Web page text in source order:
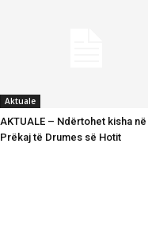
Aktuale
AKTUALE – Ndërtohet kisha në
Prëkaj të Drumes së Hotit